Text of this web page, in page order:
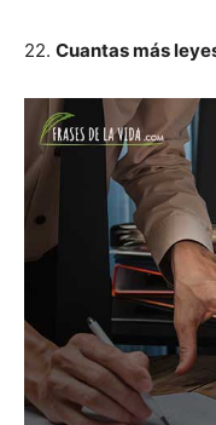
22. Cuantas más